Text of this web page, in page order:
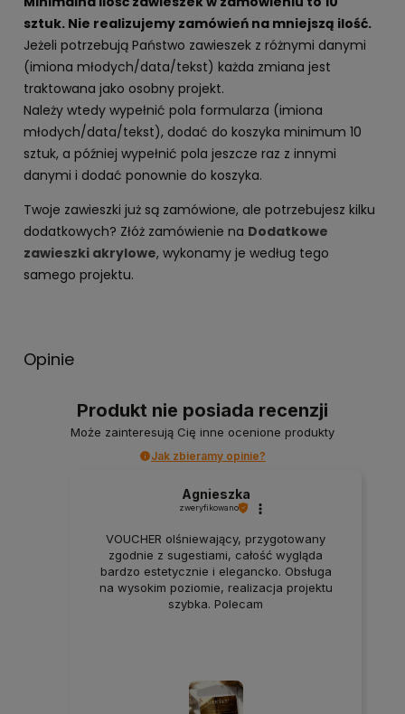
sztuk. Nie realizujemy zamówień na mniejszą ilość.
Jeżeli potrzebują Państwo zawieszek z różnymi danymi
(imiona młodych/data/tekst) każda zmiana jest
traktowana jako osobny projekt.
Należy wtedy wypełnić pola formularza (imiona
młodych/data/tekst), dodać do koszyka minimum 10
sztuk, a później wypełnić pola jeszcze raz z innymi
danymi i dodać ponownie do koszyka.
Twoje zawieszki już są zamówione, ale potrzebujesz kilku
dodatkowych? Złóż zamówienie na Dodatkowe
zawieszki akrylowe, wykonamy je według tego
samego projektu.
Opinie
Produkt nie posiada recenzji
Może zainteresują Cię inne ocenione produkty
Jak zbieramy opinie?
Agnieszka
zweryfikowano
VOUCHER olśniewający, przygotowany
zgodnie z sugestiami, całość wygląda
bardzo estetycznie i elegancko. Obsługa
na wysokim poziomie, realizacja projektu
szybka. Polecam